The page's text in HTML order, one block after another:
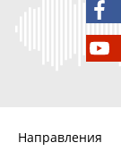
Направления